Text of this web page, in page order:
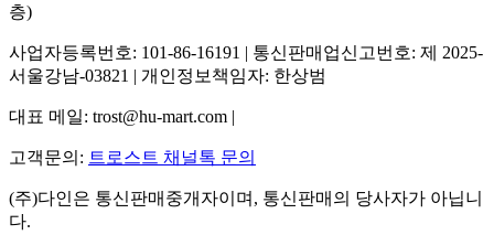
층)
사업자등록번호: 101-86-16191 | 통신판매업신고번호: 제 2025-
서울강남-03821 | 개인정보책임자: 한상범
대표 메일: trost@hu-mart.com |
고객문의: 트로스트 채널톡 문의
(주)다인은 통신판매중개자이며, 통신판매의 당사자가 아닙니
다.